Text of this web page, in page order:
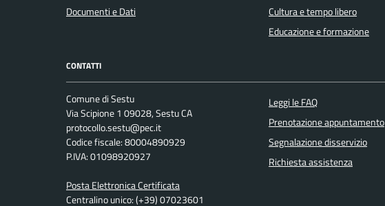
Documenti e Dati
Cultura e tempo libero
Educazione e formazione
CONTATTI
Comune di Sestu
Via Scipione 1 09028, Sestu CA
protocollo.sestu@pec.it
Codice fiscale: 80004890929
P.IVA: 01098920927
Posta Elettronica Certificata
Centralino unico: (+39) 07023601
Leggi le FAQ
Prenotazione appuntamento
Segnalazione disservizio
Richiesta assistenza